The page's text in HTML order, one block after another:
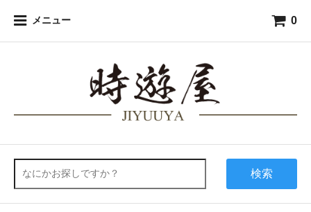
メニュー 0
検索